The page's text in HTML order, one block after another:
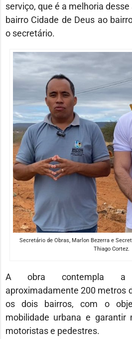
serviço, que é a melhoria
bairro Cidade de Deus ao
o secretário.
Secretário de Obras, Marlon Bezerra e
Thiago Cortez.
A obra contempla a
aproximadamente 200 metros
os dois bairros, com o
mobilidade urbana e garantir
motoristas e pedestres.